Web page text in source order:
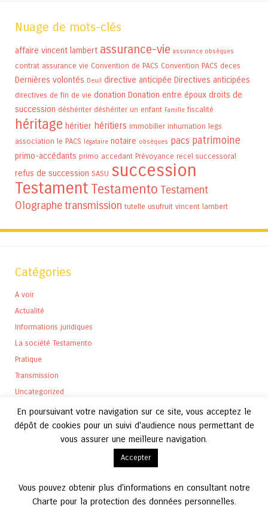
Nuage de mots-clés
affaire vincent lambert assurance-vie assurance obsèques
contrat assurance vie Convention de PACS Convention PACS deces
Dernières volontés Deuil directive anticipée Directives anticipées
directives de fin de vie donation Donation entre époux droits de
succession déshériter déshériter un enfant Famille fiscalité
héritage héritier héritiers immobilier inhumation legs
association le PACS légataire notaire obsèques pacs patrimoine
primo-accédants primo accedant Prévoyance recel successoral
refus de succession SASU succession
Testament Testamento Testament
Olographetransmission tutelle usufruit vincent lambert
Catégories
A voir
Actualité
Informations juridiques
La société Testamento
Pratique
Transmission
Uncategorized
En poursuivant votre navigation sur ce site, vous acceptez le
dépôt de cookies pour un suivi d'audience nous permettant de
vous assurer une meilleure navigation.
Accepter
Vous pouvez obtenir plus d'informations en consultant notre
Charte pour la protection des données personnelles.